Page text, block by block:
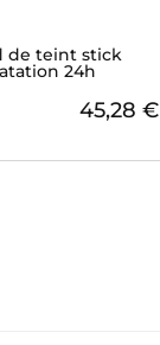
de teint stick
24h
45,28 €